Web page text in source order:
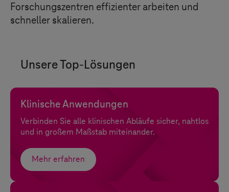
Forschungszentren effizienter arbeiten und
schneller skalieren.
Unsere Top-Lösungen
Klinische Anwendungen
Verbinden Sie alle klinischen Abläufe sicher, nahtlos
und in großem Maßstab miteinander.
Mehr erfahren